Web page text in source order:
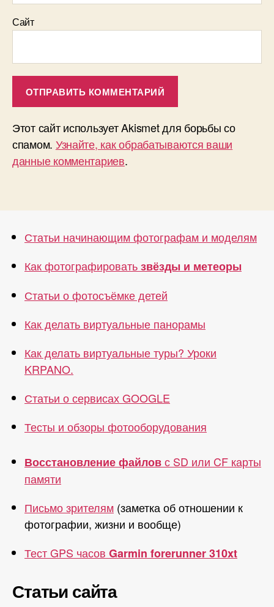
Сайт
Этот сайт использует Akismet для борьбы со
спамом. Узнайте, как обрабатываются ваши
данные комментариев.
Статьи начинающим фотографам и моделям
Как фотографироватьзвёзды и метеоры
Статьи о фотосъёмке детей
Как делать виртуальные панорамы
Как делать виртуальные туры? Уроки
KRPANO.
Статьи о сервисах GOOGLE
Тесты и обзоры фотооборудования
Восстановление файловс SD или CF карты
памяти
Письмо зрителям (заметка об отношении к
фотографии, жизни и вообще)
Тест GPS часов Garmin forerunner 310xt
Статьи сайта